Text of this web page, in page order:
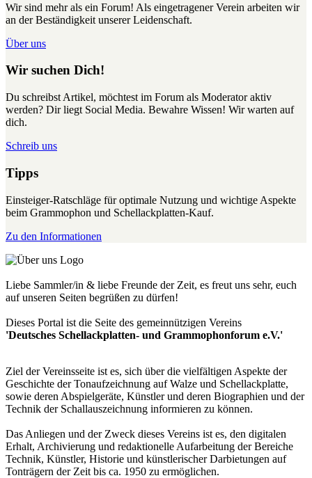
Wir sind mehr als ein Forum! Als eingetragener Verein arbeiten wir
an der Beständigkeit unserer Leidenschaft.
Über uns
Wir suchen Dich!
Du schreibst Artikel, möchtest im Forum als Moderator aktiv
werden? Dir liegt Social Media. Bewahre Wissen! Wir warten auf
dich.
Schreib uns
Tipps
Einsteiger-Ratschläge für optimale Nutzung und wichtige Aspekte
beim Grammophon und Schellackplatten-Kauf.
Zu den Informationen
Liebe Sammler/in & liebe Freunde der Zeit, es freut uns sehr, euch
auf unseren Seiten begrüßen zu dürfen!
Dieses Portal ist die Seite des gemeinnützigen Vereins
'Deutsches Schellackplatten- und Grammophonforum e.V.'
Ziel der Vereinsseite ist es, sich über die vielfältigen Aspekte der
Geschichte der Tonaufzeichnung auf Walze und Schellackplatte,
sowie deren Abspielgeräte, Künstler und deren Biographien und der
Technik der Schallauszeichnung informieren zu können.
Das Anliegen und der Zweck dieses Vereins ist es, den digitalen
Erhalt, Archivierung und redaktionelle Aufarbeitung der Bereiche
Technik, Künstler, Historie und künstlerischer Darbietungen auf
Tonträgern der Zeit bis ca. 1950 zu ermöglichen.